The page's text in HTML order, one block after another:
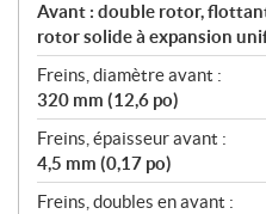
Avant : double rotor,
rotor solide à expansion
Freins, diamètre avant :
320 mm (12,6 po)
Freins, épaisseur avant :
4,5 mm (0,17 po)
Freins, doubles en avant :